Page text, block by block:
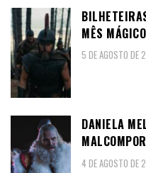
MÊS
5 DE AGOSTO DE
DANIELA
4 DE AGOSTO DE